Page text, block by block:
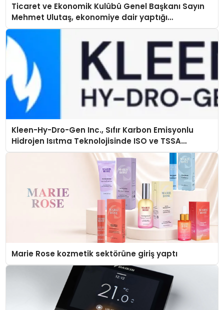
Ticaret ve Ekonomik Kulübü Genel Başkanı Sayın
Mehmet Ulutaş, ekonomiye dair yaptığı
açıklamada şunları kaydetti:
Kleen-Hy-Dro-Gen Inc., Sıfır Karbon Emisyonlu
Hidrojen Isıtma Teknolojisinde ISO ve TSSA
Düzenleyici Onaylarını Aldı
Marie Rose kozmetik sektörüne giriş yaptı